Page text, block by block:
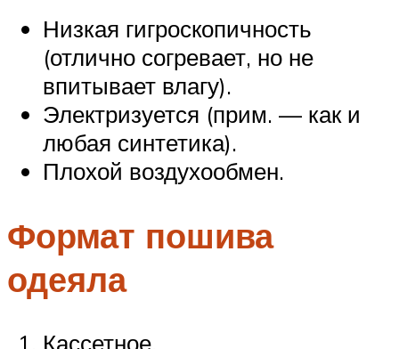
Низкая гигроскопичность
(отлично согревает, но не
впитывает влагу).
Электризуется (прим. — как и
любая синтетика).
Плохой воздухообмен.
Формат пошива
одеяла
Кассетное.